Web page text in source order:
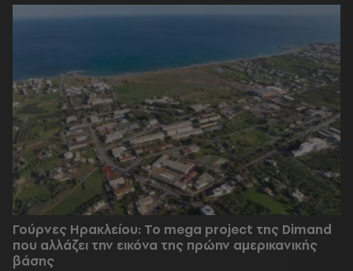
Γούρνες Ηρακλείου: To mega project της Dimand
που αλλάζει την εικόνα της πρώην αμερικανικής
βάσης